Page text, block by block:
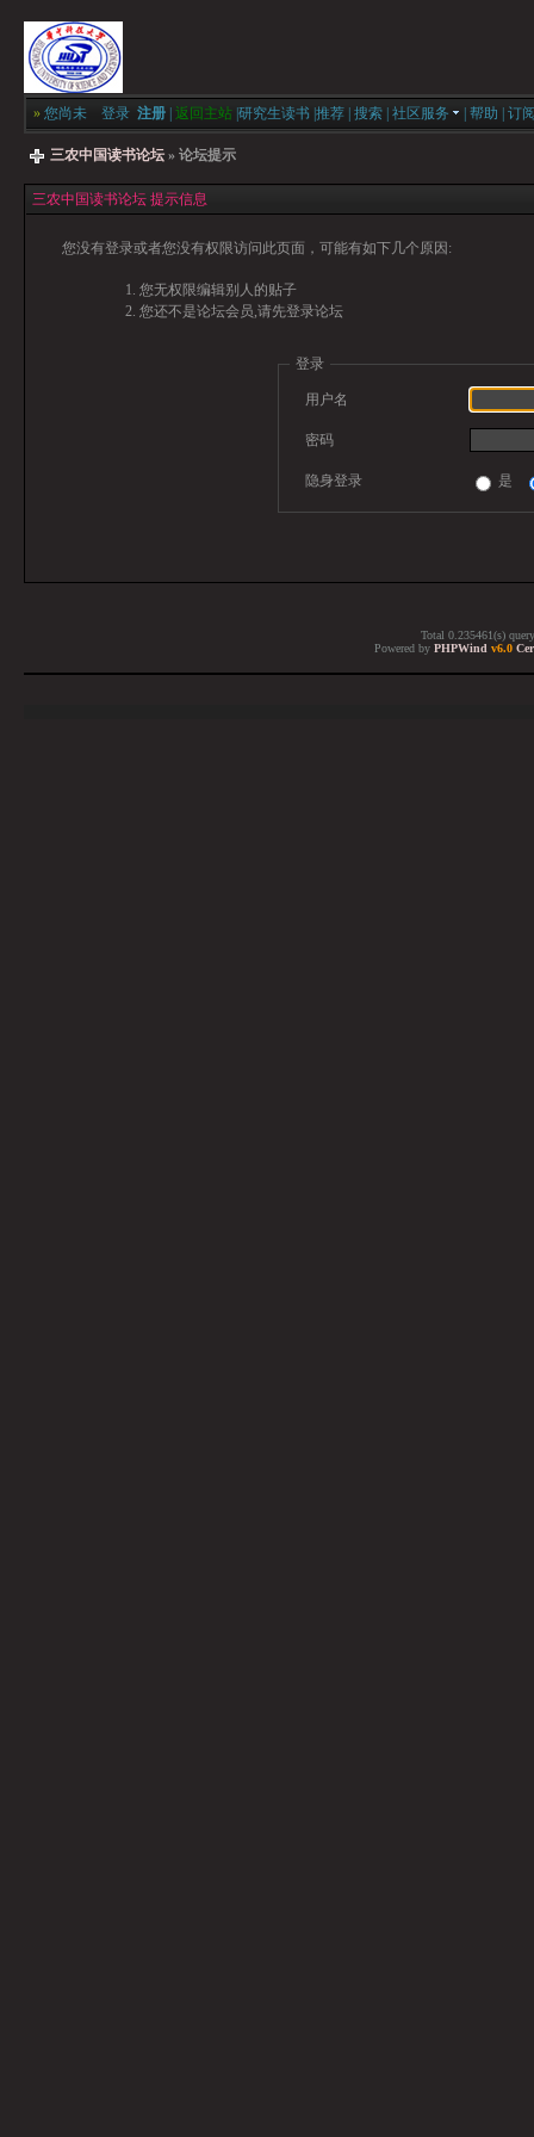
» 您尚未 登录 注册 返回主站 研究生读书 推荐 搜索 社区服务 帮助 订
三农中国读书论坛 » 论坛提示
三农中国读书论坛 提示信息
您没有登录或者您没有权限访问此页面，可能有如下几个原因:
您无权限编辑别人的贴子
您还不是论坛会员,请先登录论坛
登录
用户名
密码
隐身登录 是
Total 0.235461(s)
Powered by PHPWind v6.0